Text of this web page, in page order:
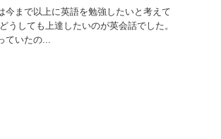
まで以上に英語を勉強したいと考えて
しても上達したいのが英会話でした。
ていたの...